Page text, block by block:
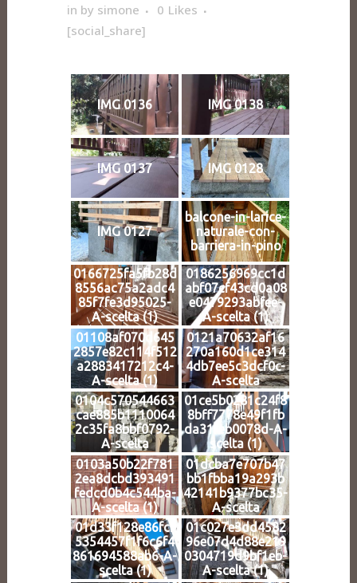
in by simone 0 Likes
[social_share]
IMG 0136 IMG 0138
IMG 0137 IMG 0128
IMG 0127
balcone-in-larice-
naturale-con-
barriera-in-pino
0166725fa5fb28d
8556ac75a2adc4
85f7fe3d95025-
A-scelta (1)
0186256969cc1d
abf07cf43cd0a08
e0479293abfee-
A-scelta (1)
01108af070d645
2857e82c114f512
a2883417212c4-
A-scelta (1)
0121a70632af16
270a160d1ce314
4db7ee5c3dcf0c-
A-scelta
0104c570544663
cae885b1110064
2c35fa8bbf0792-
A-scelta
01ce5b0281c24f8
8bff7778e49f1fb
da31feb0078d-A-
scelta (1)
0103a50b22f781
2ea8dcbd393491
fedcd0b4c544ba-
A-scelta (1)
01dcba7e707b47
bb1fbba19a293b
42141b9377bc35-
A-scelta
01d33f128e86fcf
5354457f1f6c6f4
861694588ab6-A-
scelta (1)
01c027e3dd4582
96e07d4d88e219
0304719d9bf1eb-
A-scelta (1)